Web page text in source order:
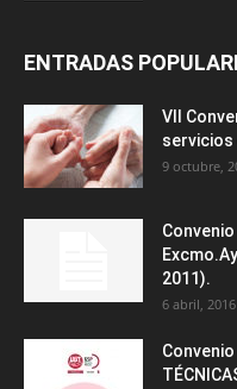
ENTRADAS
VII
servicios
9 octubre,
2011).
6 abril, 2016
Convenio